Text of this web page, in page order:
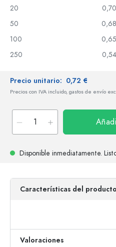
20
50
100
250
Precio unitario: 0,72 €
Precios con IVA incluido, gastos de envío
Disponible inmediatamente.
Características del producto
Valoraciones